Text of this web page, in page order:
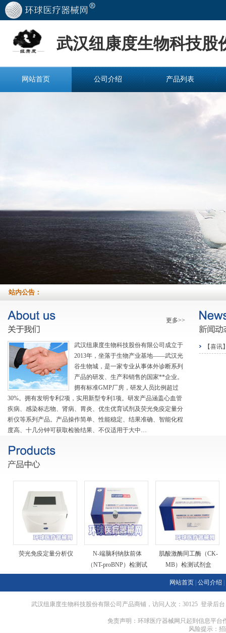
武汉纽康度生物科技股
网站首页 公司介绍 产品列表
站内公告：
更多>>
武汉纽康度生物科技股份有限公司成立于
2013年，坐落于生物产业基地——武汉光
谷生物城，是一家专业从事体外诊断系列
产品的研发、生产和销售的国家**企业。
拥有标准GMP厂房，研发人员比例超过
30%。拥有发明专利2项，实用新型专利1项。研发产品涵盖心血管
疾病、感染标志物、肾病、胃炎、优生优育试剂及荧光免疫定量分
析仪等系列产品。产品操作简单、性能稳定、结果准确、智能化程
度高、十几分钟可获取检验结果、不仅适用于大中…
【喜
荧光免疫定量分析仪
N-端脑利钠肽前体
（NT-proBNP）检测试
剂盒
肌酸激酶同工酶（CK-
MB）检测试剂盒
网站首页 公司介绍
武汉纽康度生物科技股份有限公司产品商铺，访问人次：30125登录后台
免责声明：环球医疗器械网只起到信息平
风险提示：